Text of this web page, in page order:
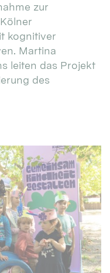
zur
kognitiver
Martina
leiten das Projekt
des